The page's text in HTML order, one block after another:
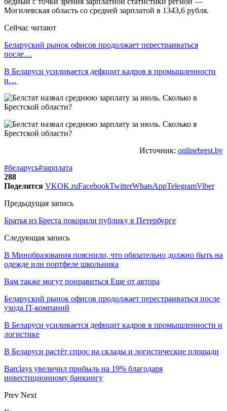
Могилевская область со средней зарплатой в 1343,6 рубля.
Сейчас читают
Беларуский рынок офисов продолжает перестраиваться
после…
В Беларуси усиливается дефицит кадров в промышленности
и…
Источник: onlinebrest.by
#беларусь#зарплата
288
Поделится VKOK.ruFacebookTwitterWhatsAppTelegramViber
Предыдущая запись
Братья из Бреста покорили публику в Петербурге
Следующая запись
В Минобразования пояснили, что обязательно должно быть на
одежде или портфеле школьника
Вам также могут понравиться Еще от автора
Беларуский рынок офисов продолжает перестраиваться после
ухода IT-компаний
В Беларуси усиливается дефицит кадров в промышленности и
логистике
В Беларуси растёт спрос на склады и логистические площади
Barclays увеличил прибыль на 19% благодаря
инвестиционному банкингу
Prev Next